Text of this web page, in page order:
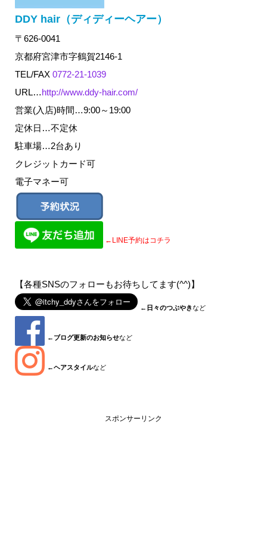
DDY hair（ディディーヘアー）
〒626-0041
京都府宮津市字鶴賀2146-1
TEL/FAX 0772-21-1039
URL…http://www.ddy-hair.com/
営業(入店)時間…9:00～19:00
定休日…不定休
駐車場…2台あり
クレジットカード可
電子マネー可
←LINE予約はコチラ
【各種SNSのフォローもお待ちしてます(^^)】
← 日々のつぶやきなど
← ブログ更新のお知らせなど
←ヘアスタイルなど
スポンサーリンク